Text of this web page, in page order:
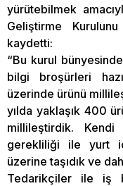
yürütebilmek
Geliştirme Kurulunu
kaydetti:
“Bu kurul
bilgi broşürleri
üzerinde ürünü
yılda yaklaşık 400
millileştirdik.
gerekliliği ile yurt
üzerine taşıdık ve
Tedarikçiler ile iş